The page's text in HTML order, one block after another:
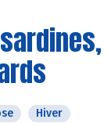
Hiver